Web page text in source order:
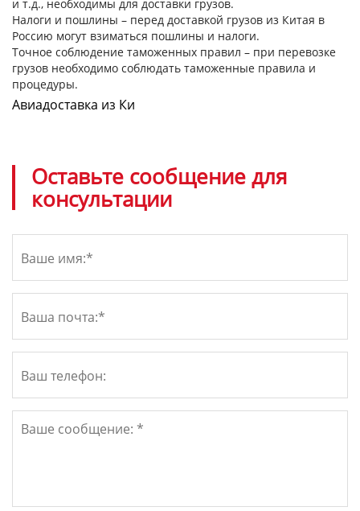
и т.д., необходимы для доставки грузов.
Налоги и пошлины – перед доставкой грузов из Китая в
Россию могут взиматься пошлины и налоги.
Точное соблюдение таможенных правил – при перевозке
грузов необходимо соблюдать таможенные правила и
процедуры.
Авиадоставка из Ки
Оставьте сообщение для
консультации